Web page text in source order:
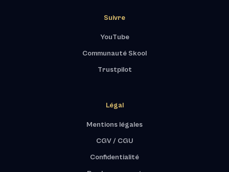
Suivre
YouTube
Communauté Skool
Trustpilot
Légal
Mentions légales
CGV / CGU
Confidentialité